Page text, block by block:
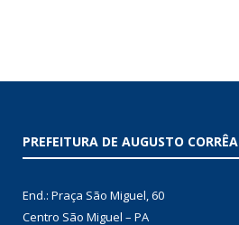
PREFEITURA DE AUGUSTO CORRÊA
End.: Praça São Miguel, 60
Centro São Miguel – PA